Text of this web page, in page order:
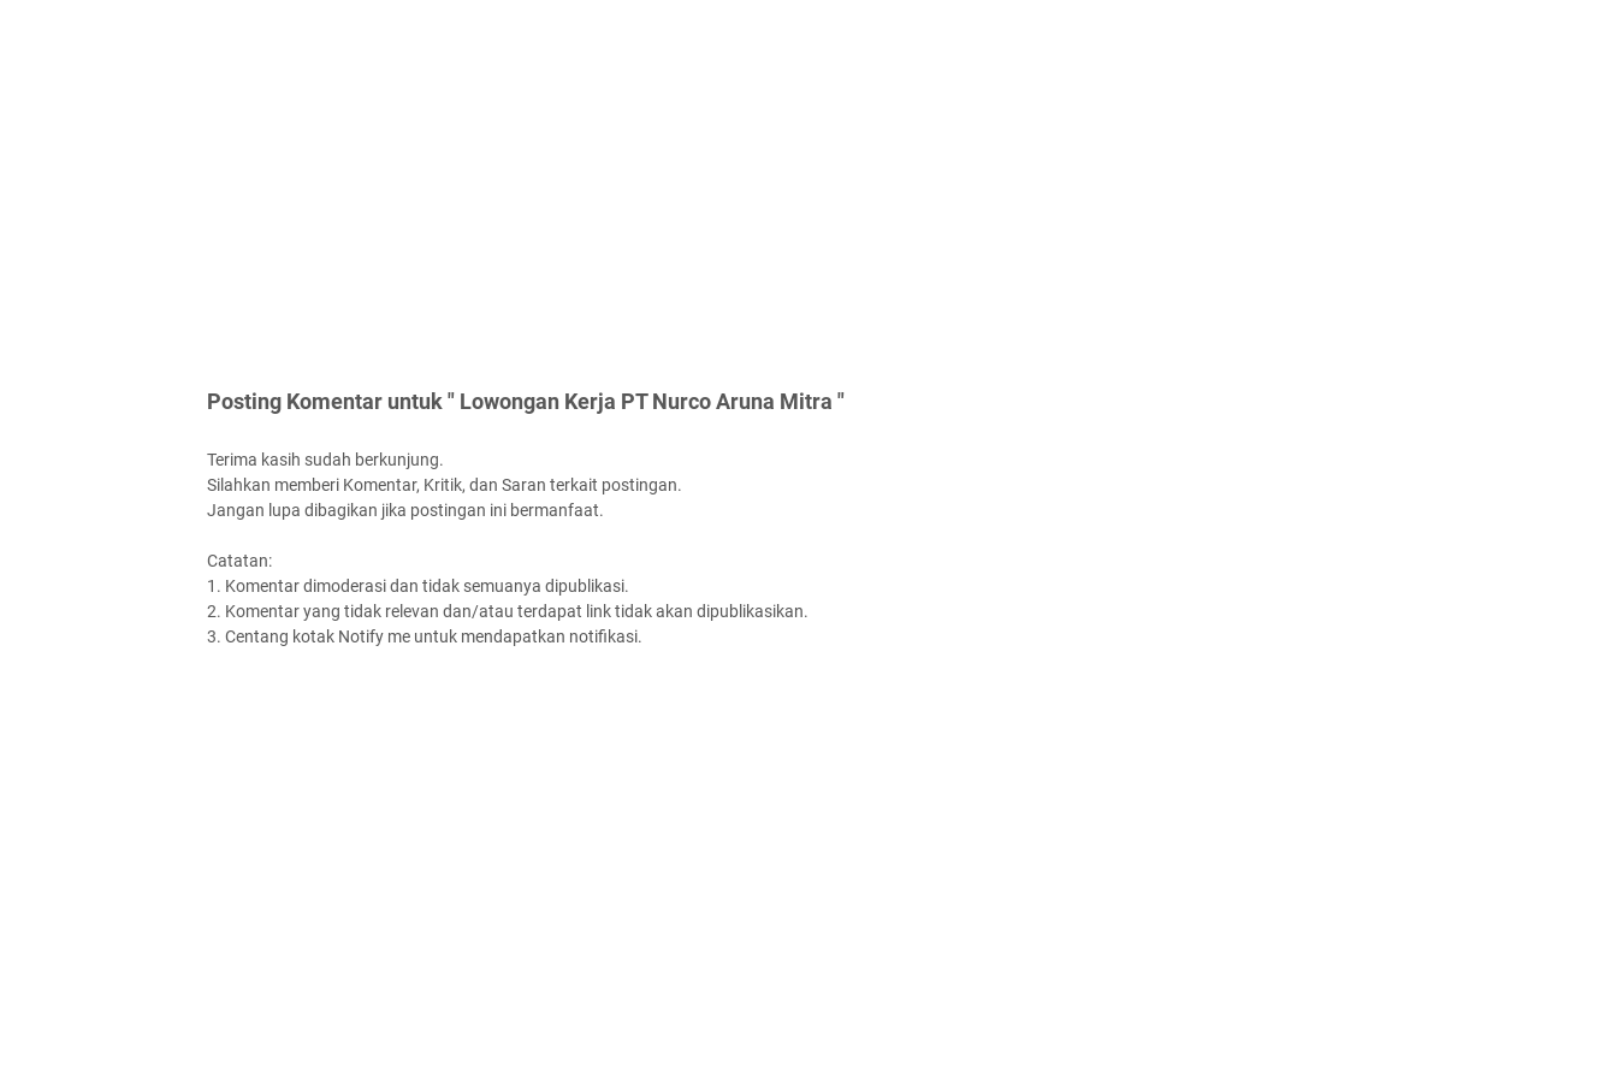
Posting Komentar untuk " Lowongan Kerja PT Nurco Aruna Mitra "
Terima kasih sudah berkunjung.
Silahkan memberi Komentar, Kritik, dan Saran terkait postingan.
Jangan lupa dibagikan jika postingan ini bermanfaat.
Catatan:
1. Komentar dimoderasi dan tidak semuanya dipublikasi.
2. Komentar yang tidak relevan dan/atau terdapat link tidak akan dipublikasikan.
3. Centang kotak Notify me untuk mendapatkan notifikasi.